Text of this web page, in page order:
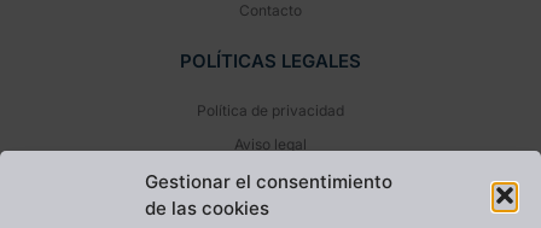
Gestionar el consentimiento
de las cookies
Contacto
POLÍTICAS LEGALES
Política de privacidad
Aviso legal
Política de cookies (UE)